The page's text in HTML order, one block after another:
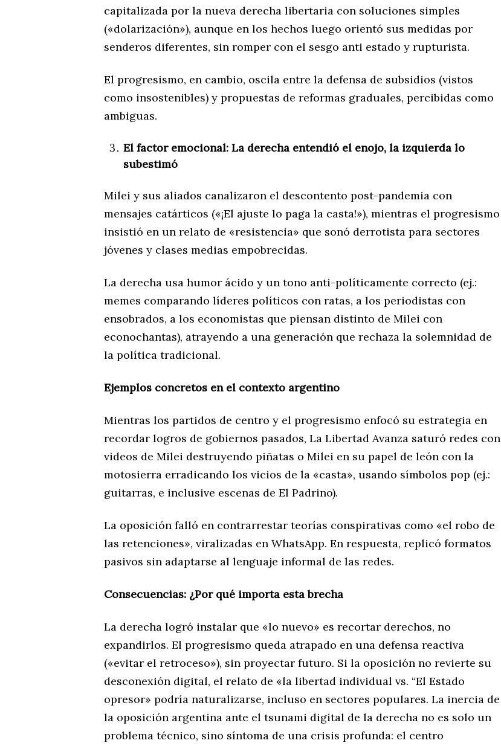
capitalizada por la nueva derecha libertaria con soluciones simples
(«dolarización»), aunque en los hechos luego orientó sus medidas por
senderos diferentes, sin romper con el sesgo anti estado y rupturista.
El progresismo, en cambio, oscila entre la defensa de subsidios (vistos
como insostenibles) y propuestas de reformas graduales, percibidas como
ambiguas.
El factor emocional: La derecha entendió el enojo, la izquierda lo
subestimó
Milei y sus aliados canalizaron el descontento post-pandemia con
mensajes catárticos («¡El ajuste lo paga la casta!»), mientras el progresismo
insistió en un relato de «resistencia» que sonó derrotista para sectores
jóvenes y clases medias empobrecidas.
La derecha usa humor ácido y un tono anti-políticamente correcto (ej.:
memes comparando líderes políticos con ratas, a los periodistas con
ensobrados, a los economistas que piensan distinto de Milei con
econochantas), atrayendo a una generación que rechaza la solemnidad de
la política tradicional.
Ejemplos concretos en el contexto argentino
Mientras los partidos de centro y el progresismo enfocó su estrategia en
recordar logros de gobiernos pasados, La Libertad Avanza saturó redes con
videos de Milei destruyendo piñatas o Milei en su papel de león con la
motosierra erradicando los vicios de la «casta», usando símbolos pop (ej.:
guitarras, e inclusive escenas de El Padrino).
La oposición falló en contrarrestar teorías conspirativas como «el robo de
las retenciones», viralizadas en WhatsApp. En respuesta, replicó formatos
pasivos sin adaptarse al lenguaje informal de las redes.
Consecuencias: ¿Por qué importa esta brecha
La derecha logró instalar que «lo nuevo» es recortar derechos, no
expandirlos. El progresismo queda atrapado en una defensa reactiva
(«evitar el retroceso»), sin proyectar futuro. Si la oposición no revierte su
desconexión digital, el relato de «la libertad individual vs. “El Estado
opresor» podría naturalizarse, incluso en sectores populares. La inercia de
la oposición argentina ante el tsunami digital de la derecha no es solo un
problema técnico, sino síntoma de una crisis profunda: el centro